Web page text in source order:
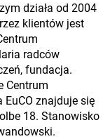
działa od 2004
klientów jest
radców
fundacja.
Centrum
EuCO znajduje się
18. Stanowisko